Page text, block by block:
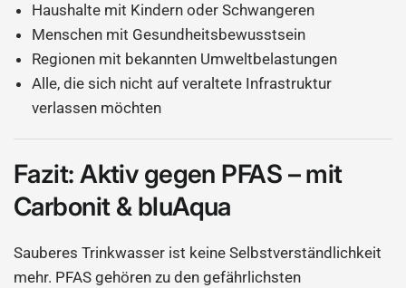
Haushalte mit Kindern oder Schwangeren
Menschen mit Gesundheitsbewusstsein
Regionen mit bekannten Umweltbelastungen
Alle, die sich nicht auf veraltete Infrastruktur
verlassen möchten
Fazit: Aktiv gegen PFAS – mit
Carbonit & bluAqua
Sauberes Trinkwasser ist keine Selbstverständlichkeit
mehr. PFAS gehören zu den gefährlichsten